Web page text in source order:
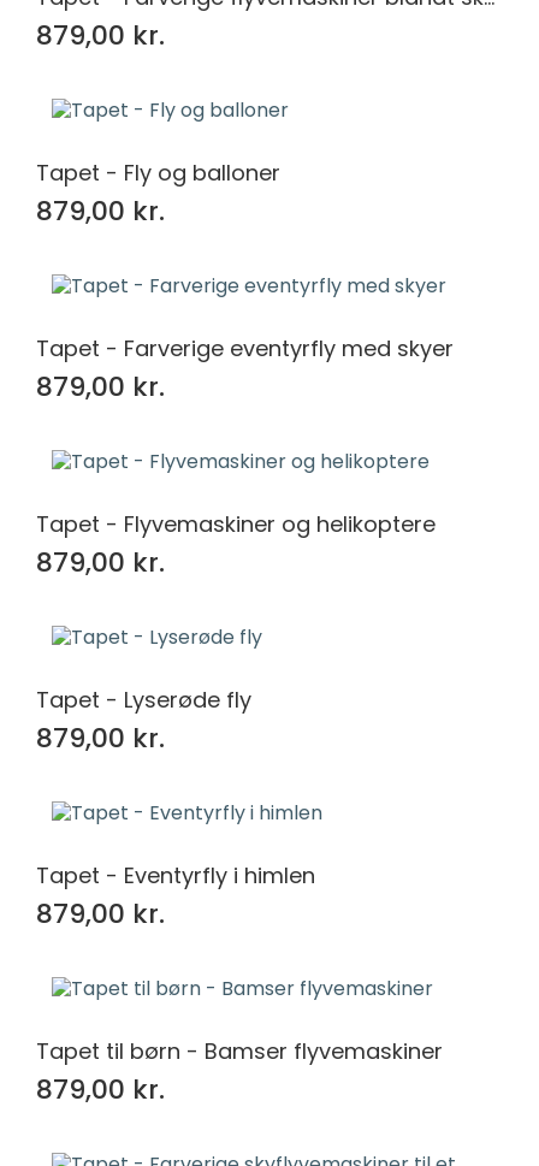
879,00 kr.
Tapet - Fly og balloner
879,00 kr.
Tapet - Farverige eventyrfly med skyer
879,00 kr.
Tapet - Flyvemaskiner og helikoptere
879,00 kr.
Tapet - Lyserøde fly
879,00 kr.
Tapet - Eventyrfly i himlen
879,00 kr.
Tapet til børn - Bamser flyvemaskiner
879,00 kr.